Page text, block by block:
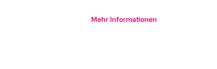
Mehr Informationen